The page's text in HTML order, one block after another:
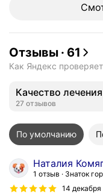
Отзывы · 61
Как Яндекс
Качество лечения
Положительных
27 отзывов
По умолчанию
Наталия
1 отзыв
Знаток
14